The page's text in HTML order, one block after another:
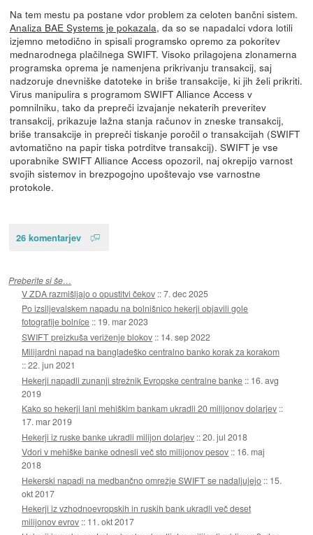
Na tem mestu pa postane vdor problem za celoten bančni sistem.
Analiza BAE Systems je pokazala, da so se napadalci vdora lotili
izjemno metodično in spisali programsko opremo za pokoritev
mednarodnega plačilnega SWIFT. Visoko prilagojena zlonamerna
programska oprema je namenjena prikrivanju transakcij, saj
nadzoruje dnevniške datoteke in briše transakcije, ki jih želi prikriti.
Virus manipulira s programom SWIFT Alliance Access v
pomnilniku, tako da prepreči izvajanje nekaterih preveritev
transakcij, prikazuje lažna stanja računov in zneske transakcij,
briše transakcije in prepreči tiskanje poročil o transakcijah (SWIFT
avtomatično na papir tiska potrditve transakcij). SWIFT je vse
uporabnike SWIFT Alliance Access opozoril, naj okrepijo varnost
svojih sistemov in brezpogojno upoštevajo vse varnostne
protokole.
26 komentarjev
Preberite si še…
V ZDA razmišljajo o opustitvi čekov ::7. dec 2025
Po izsiljevalskem napadu na bolnišnico hekerji objavili gole
fotografije bolníce :: 19. mar 2023
SWIFT preizkuša veriženje blokov :: 14. sep 2022
Milijardni napad na bangladeško centralno banko korak za korakom
::22. jun 2021
Hekerji napadli zunanji strežnik Evropske centralne banke :: 16. avg
2019
Kako so hekerji lani mehiškim bankam ukradli 20 milijonov dolarjev ::
17. mar 2019
Hekerji iz ruske banke ukradli milijon dolarjev ::20. jul 2018
Vdori v mehiške banke odnesli več sto milijonov pesov :: 16. maj
2018
Hekerski napadi na medbančno omrežje SWIFT se nadaljujejo :: 15.
okt 2017
Hekerji iz vzhodnoevropskih in ruskih bank ukradli več deset
milijonov evrov :: 11. okt 2017